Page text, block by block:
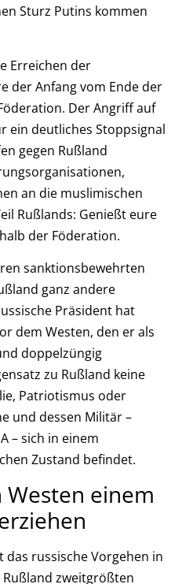
Sturz Putins kommen
Erreichen der
der Anfang vom Ende der
Der Angriff auf
ein deutliches Stoppsignal
gegen Rußland
an die muslimischen
Rußlands: Genießt eure
der Föderation.
sanktionsbewehrten
ganz andere
Präsident hat
dem Westen, den er als
doppelzüngig
zu Rußland keine
Patriotismus oder
und dessen Militär –
– sich in einem
Zustand befindet.
einem
russische Vorgehen in
zweitgrößten